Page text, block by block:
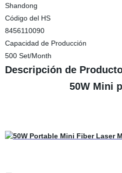
Shandong
Código del HS
8456110090
Capacidad de Producción
500 Set/Month
Descripción de
50W Mini